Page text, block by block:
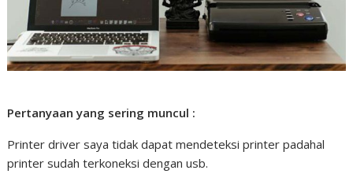
Pertanyaan yang sering muncul :
Printer driver saya tidak dapat mendeteksi printer padahal
printer sudah terkoneksi dengan usb.